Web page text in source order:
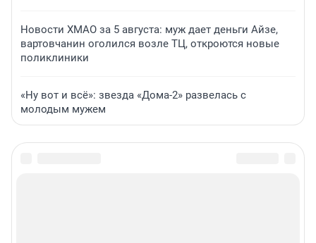
Новости ХМАО за 5 августа: муж дает деньги Айзе,
вартовчанин оголился возле ТЦ, откроются новые
поликлиники
«Ну вот и всё»: звезда «Дома-2» развелась с
молодым мужем